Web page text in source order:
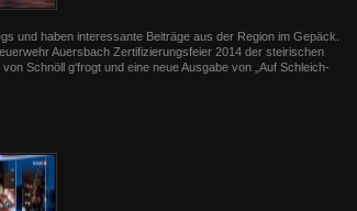
und haben interessante Beiträge aus der Region im Gepäck.
Auersbach Zertifizierungsfeier 2014 der steirischen
Schnöll g‘frogt und eine neue Ausgabe von „Auf Schleich-